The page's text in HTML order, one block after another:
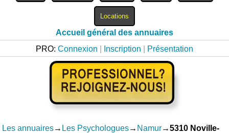
Accueil général des annuaires
PRO: Connexion Inscription Présentation
Les annuaires→ Les Psychologues→ Namur→5310 Noville-